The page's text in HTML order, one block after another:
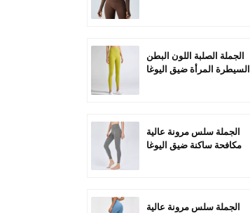
الجملة الصلبة اللون البطن
السيطرة المرأة ضيق اليوغا
الجملة سلس مرونة عالية
مكافحة ساكنة ضيق اليوغا
الجملة سلس مرونة عالية